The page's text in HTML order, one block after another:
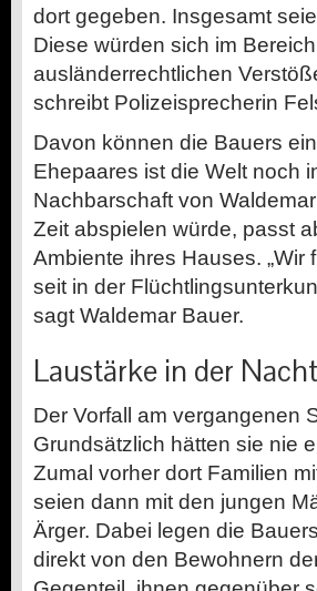
dort gegeben. Insgesamt
Diese würden sich im
ausländerrechtlichen
schreibt Polizeisprecherin
Davon können die Bauers
Ehepaares ist die Welt noch
Nachbarschaft von
Zeit abspielen würde, passt
Ambiente ihres Hauses.
seit in der
sagt Waldemar Bauer.
Laustärke in der
Der Vorfall am vergangenen
Grundsätzlich hätten sie nie
Zumal vorher dort Familien
seien dann mit den jungen
Ärger. Dabei legen die
direkt von den Bewohnern